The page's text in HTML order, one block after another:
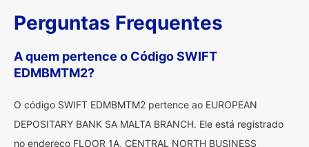
Perguntas Frequentes
A quem pertence o Código SWIFT
EDMBMTM2?
O código SWIFT EDMBMTM2 pertence ao EUROPEAN
DEPOSITARY BANK SA MALTA BRANCH. Ele está registrado
no endereço FLOOR 1A, CENTRAL NORTH BUSINESS